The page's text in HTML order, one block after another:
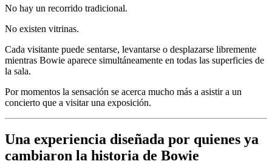
No hay un recorrido tradicional.
No existen vitrinas.
Cada visitante puede sentarse, levantarse o desplazarse libremente
mientras Bowie aparece simultáneamente en todas las superficies de
la sala.
Por momentos la sensación se acerca mucho más a asistir a un
concierto que a visitar una exposición.
Una experiencia diseñada por quienes ya
cambiaron la historia de Bowie